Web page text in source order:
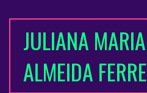
JULIANA
ALMEIDA